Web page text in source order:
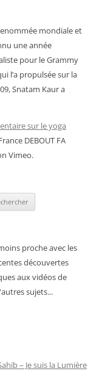
mondiale et
une année
pour le Grammy
l’a propulsée sur la
Snatam Kaur a
sur le yoga
DEBOUT FA
Vimeo.
proche avec les
découvertes
aux vidéos de
sujets...
– Je suis la Lumière